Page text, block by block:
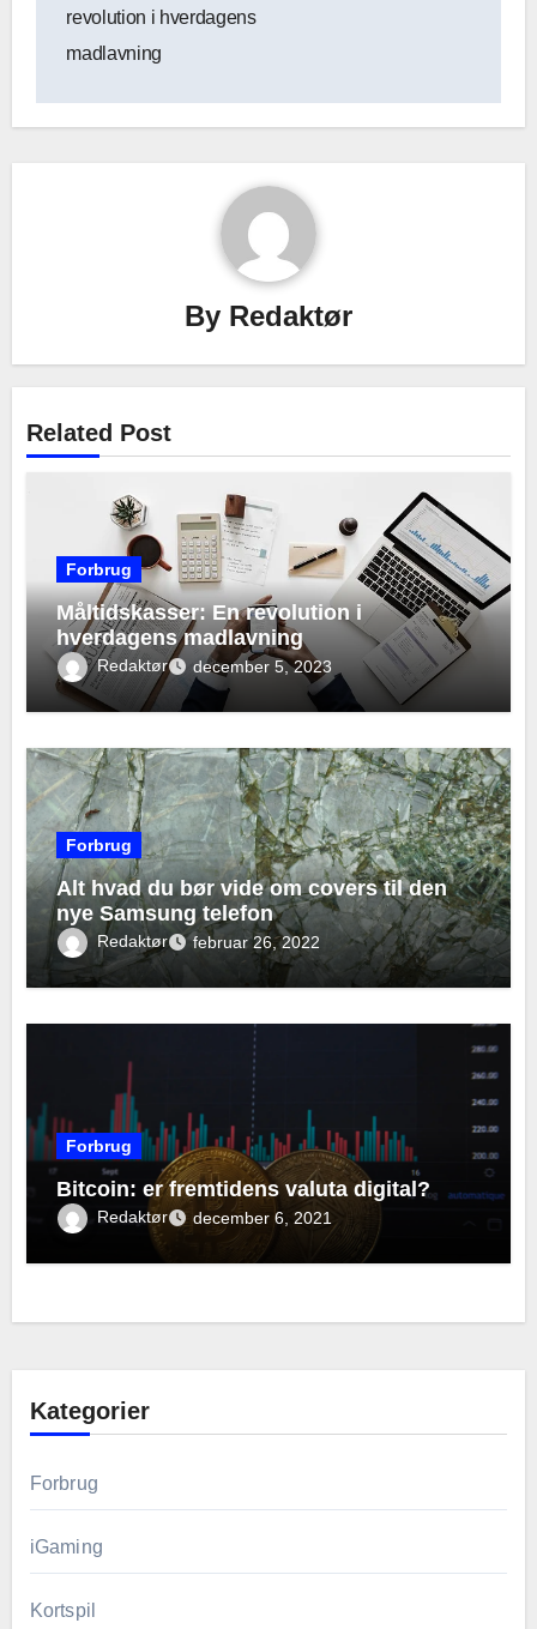
revolution i hverdagens
madlavning
By Redaktør
Related Post
Forbrug
Måltidskasser: En revolution i
hverdagens madlavning
Redaktør december 5, 2023
Forbrug
Alt hvad du bør vide om covers til den
nye Samsung telefon
Redaktør februar 26, 2022
Forbrug
Bitcoin: er fremtidens valuta digital?
Redaktør december 6, 2021
Kategorier
Forbrug
iGaming
Kortspil